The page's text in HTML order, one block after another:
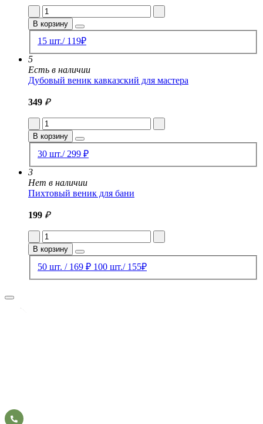
В корзину
15 шт./ 119₽
5
Есть в наличии
Дубовый веник кавказский для мастера
349 ₽
В корзину
30 шт./ 299 ₽
3
Нет в наличии
Пихтовый веник для бани
199 ₽
В корзину
50 шт. / 169 ₽ 100 шт./ 155₽